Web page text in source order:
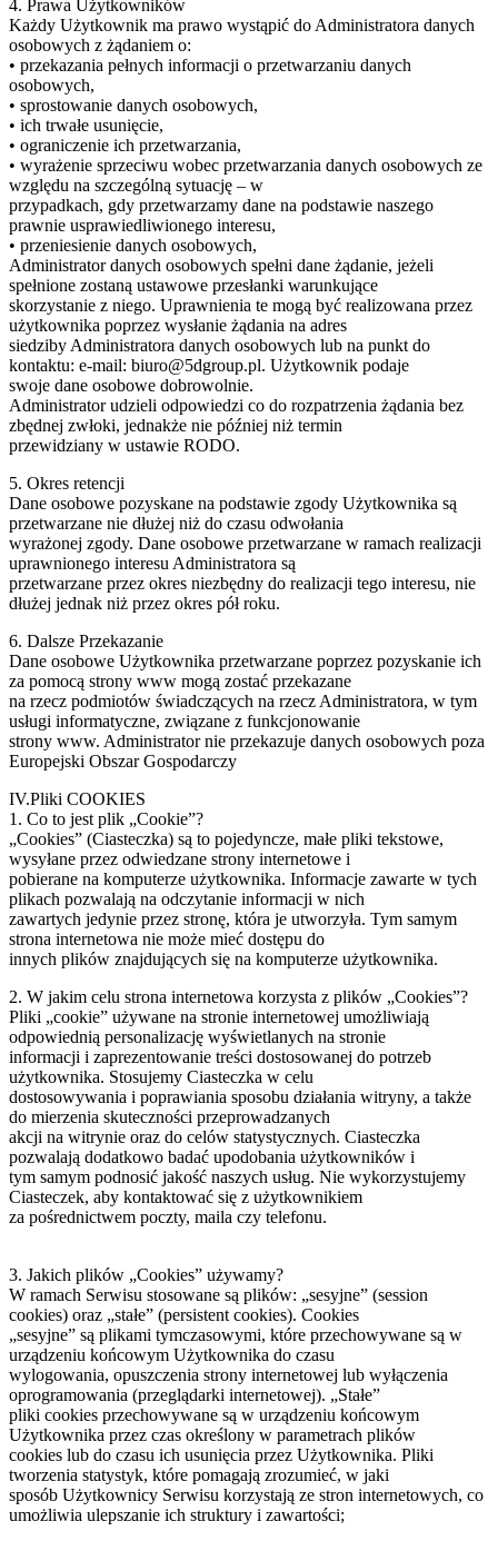
4. Prawa Użytkowników
Każdy Użytkownik ma prawo wystąpić do Administratora danych
osobowych z żądaniem o:
• przekazania pełnych informacji o przetwarzaniu danych
osobowych,
• sprostowanie danych osobowych,
• ich trwałe usunięcie,
• ograniczenie ich przetwarzania,
• wyrażenie sprzeciwu wobec przetwarzania danych osobowych ze
względu na szczególną sytuację – w
przypadkach, gdy przetwarzamy dane na podstawie naszego
prawnie usprawiedliwionego interesu,
• przeniesienie danych osobowych,
Administrator danych osobowych spełni dane żądanie, jeżeli
spełnione zostaną ustawowe przesłanki warunkujące
skorzystanie z niego. Uprawnienia te mogą być realizowana przez
użytkownika poprzez wysłanie żądania na adres
siedziby Administratora danych osobowych lub na punkt do
kontaktu: e-mail: biuro@5dgroup.pl. Użytkownik podaje
swoje dane osobowe dobrowolnie.
Administrator udzieli odpowiedzi co do rozpatrzenia żądania bez
zbędnej zwłoki, jednakże nie później niż termin
przewidziany w ustawie RODO.
5. Okres retencji
Dane osobowe pozyskane na podstawie zgody Użytkownika są
przetwarzane nie dłużej niż do czasu odwołania
wyrażonej zgody. Dane osobowe przetwarzane w ramach realizacji
uprawnionego interesu Administratora są
przetwarzane przez okres niezbędny do realizacji tego interesu, nie
dłużej jednak niż przez okres pół roku.
6. Dalsze Przekazanie
Dane osobowe Użytkownika przetwarzane poprzez pozyskanie ich
za pomocą strony www mogą zostać przekazane
na rzecz podmiotów świadczących na rzecz Administratora, w tym
usługi informatyczne, związane z funkcjonowanie
strony www. Administrator nie przekazuje danych osobowych poza
Europejski Obszar Gospodarczy
IV.Pliki COOKIES
1. Co to jest plik „Cookie”?
„Cookies” (Ciasteczka) są to pojedyncze, małe pliki tekstowe,
wysyłane przez odwiedzane strony internetowe i
pobierane na komputerze użytkownika. Informacje zawarte w tych
plikach pozwalają na odczytanie informacji w nich
zawartych jedynie przez stronę, która je utworzyła. Tym samym
strona internetowa nie może mieć dostępu do
innych plików znajdujących się na komputerze użytkownika.
2. W jakim celu strona internetowa korzysta z plików „Cookies”?
Pliki „cookie” używane na stronie internetowej umożliwiają
odpowiednią personalizację wyświetlanych na stronie
informacji i zaprezentowanie treści dostosowanej do potrzeb
użytkownika. Stosujemy Ciasteczka w celu
dostosowywania i poprawiania sposobu działania witryny, a także
do mierzenia skuteczności przeprowadzanych
akcji na witrynie oraz do celów statystycznych. Ciasteczka
pozwalają dodatkowo badać upodobania użytkowników i
tym samym podnosić jakość naszych usług. Nie wykorzystujemy
Ciasteczek, aby kontaktować się z użytkownikiem
za pośrednictwem poczty, maila czy telefonu.
3. Jakich plików „Cookies” używamy?
W ramach Serwisu stosowane są plików: „sesyjne” (session
cookies) oraz „stałe” (persistent cookies). Cookies
„sesyjne” są plikami tymczasowymi, które przechowywane są w
urządzeniu końcowym Użytkownika do czasu
wylogowania, opuszczenia strony internetowej lub wyłączenia
oprogramowania (przeglądarki internetowej). „Stałe”
pliki cookies przechowywane są w urządzeniu końcowym
Użytkownika przez czas określony w parametrach plików
cookies lub do czasu ich usunięcia przez Użytkownika. Pliki
tworzenia statystyk, które pomagają zrozumieć, w jaki
sposób Użytkownicy Serwisu korzystają ze stron internetowych, co
umożliwia ulepszanie ich struktury i zawartości;